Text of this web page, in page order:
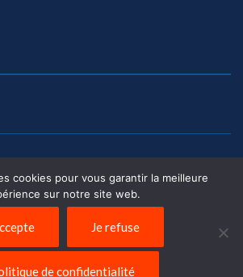
cookies pour vous garantir la meilleure
sur notre site web.
Je refuse
de confidentialité